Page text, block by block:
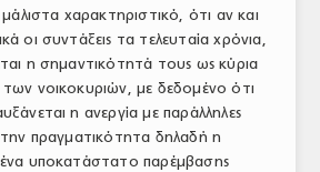
μάλιστα χαρακτηριστικό, ότι αν και
οι συντάξεις τα τελευταία χρόνια,
η σημαντικότητά τους ως κύρια
νοικοκυριών, με δεδομένο ότι
η ανεργία με παράλληλες
πραγματικότητα δηλαδή η
υποκατάστατο παρέμβασης